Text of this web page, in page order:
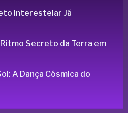
Interestelar Já
Secreto da Terra em
A Dança Cósmica do